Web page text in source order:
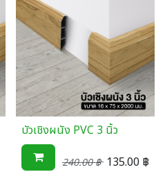
บัวเชิงผนัง PVC 3 นิ้ว
240.00฿ 135.00 ฿